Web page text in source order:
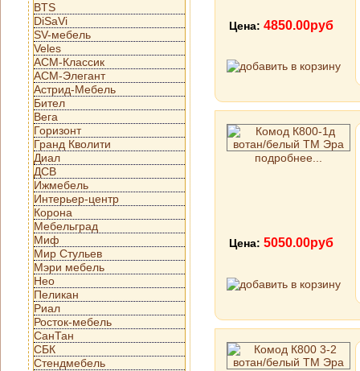
BTS
DiSaVi
SV-мебель
Veles
АСМ-Классик
АСМ-Элегант
Астрид-Мебель
Бител
Вега
Горизонт
Гранд Кволити
Диал
ДСВ
Ижмебель
Интерьер-центр
Корона
Мебельград
Миф
Мир Стульев
Мэри мебель
Нео
Пеликан
Риал
Росток-мебель
СанТан
СБК
Стендмебель
Цена: 4850.00руб
подробнее...
Цена: 5050.00руб